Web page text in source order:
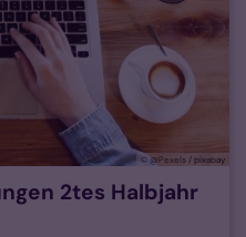
© @Pexels / pixabay
2tes Halbjahr